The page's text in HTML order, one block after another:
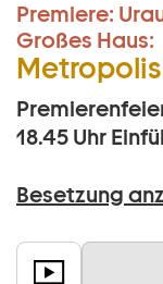
Premiere:
Großes Haus:
18.45 Uhr
Besetzung